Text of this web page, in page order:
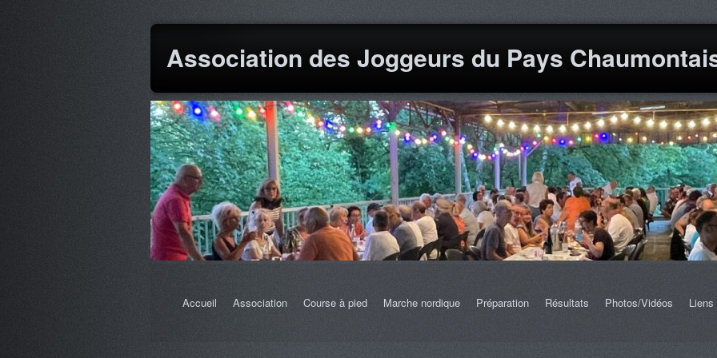
Association des Joggeurs du Pays
Accueil Association Course à pied Marche nordique Préparation Résultats Photos/Vidéos Liens